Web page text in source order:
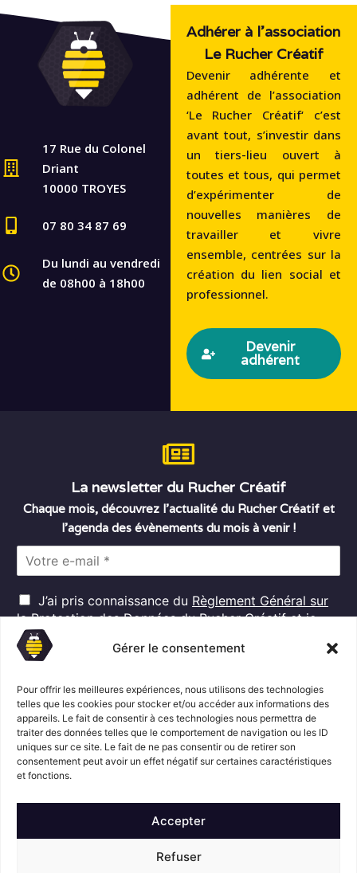
Gérer le consentement
Pour offrir les meilleures expériences, nous utilisons des technologies
telles que les cookies pour stocker et/ou accéder aux informations des
appareils. Le fait de consentir à ces technologies nous permettra de
traiter des données telles que le comportement de navigation ou les ID
uniques sur ce site. Le fait de ne pas consentir ou de retirer son
consentement peut avoir un effet négatif sur certaines caractéristiques
et fonctions.
Accepter
Refuser
17 Rue du Colonel
Driant
10000 TROYES
07 80 34 87 69
Du lundi au vendredi
de 08h00 à 18h00
Adhérer à l'association
Le Rucher Créatif
Devenir adhérente et
adhérent de l’association
‘Le Rucher Créatif‘ c’est
avant tout, s’investir dans
un tiers-lieu ouvert à
toutes et tous, qui permet
d’expérimenter de
nouvelles manières de
travailler et vivre
ensemble, centrées sur la
création du lien social et
professionnel.
Devenir
adhérent
La newsletter du Rucher Créatif
Chaque mois, découvrez l’actualité du Rucher Créatif et
l’agenda des évènements du mois à venir !
l
*
R
G
D
P
J’ai pris connaissance du Règlement Général sur
la Protection des Donnéesdu Rucher Créatif et je
consens au traitement de mes données personnelles
dans ces conditions.*
S'abonner
Suivez l'actualité du Rucher créatif